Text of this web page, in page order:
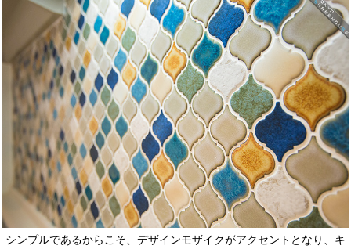
シンプルであるからこそ、デザインモザイクがアクセントとなり、キ